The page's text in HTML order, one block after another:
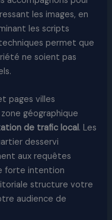
les images, en
les scripts
permet que
ne soient pas
pages villes
géographique
de trafic local. Les
desservi
aux requêtes
forte intention
structure votre
audience de